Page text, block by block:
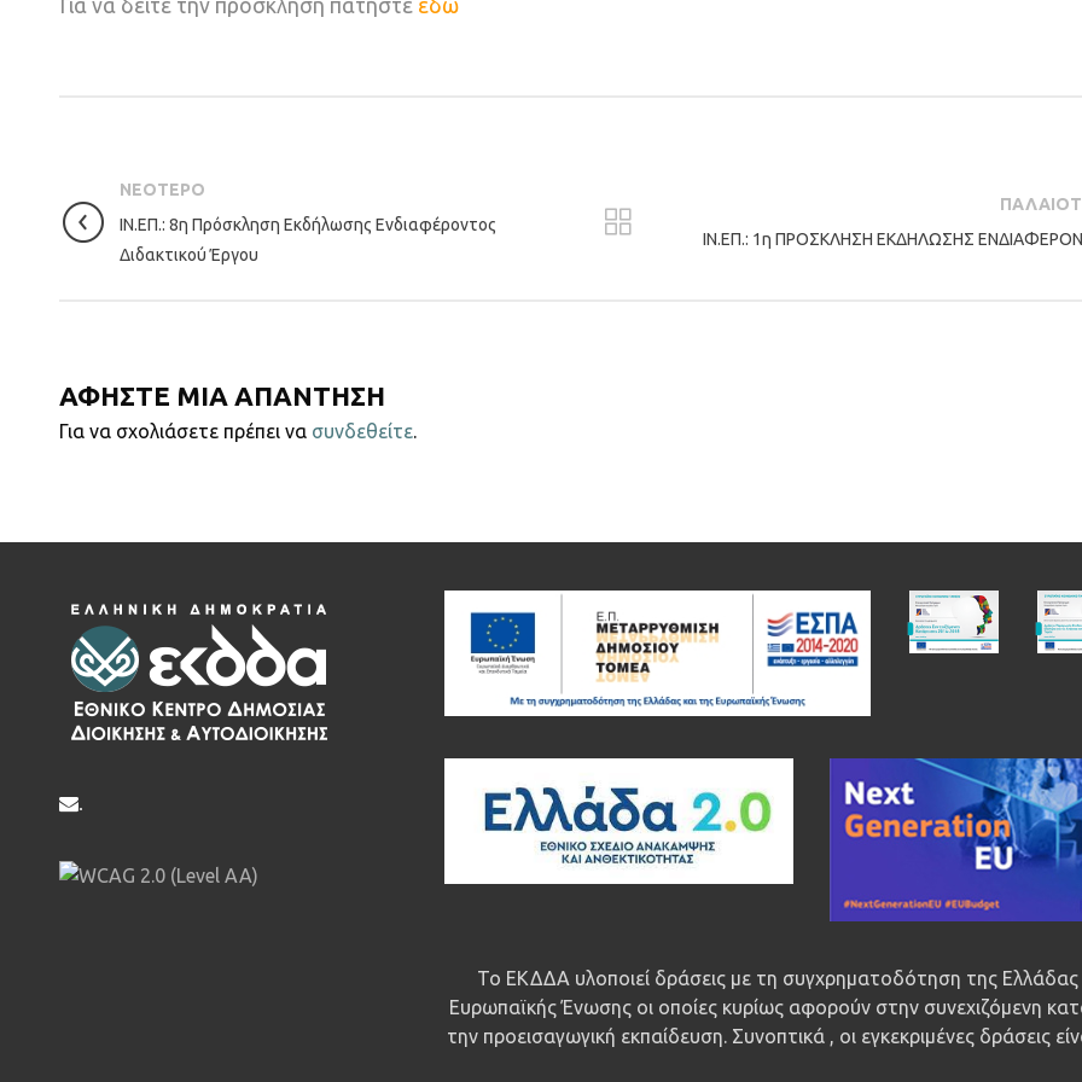
Για να δείτε την πρόσκληση πατήστε εδώ
ΝΕΟΤΕΡΟ
ΙΝ.ΕΠ.: 8η Πρόσκληση Εκδήλωσης Ενδιαφέροντος
Διδακτικού Έργου
ΙΝ.ΕΠ.: 1η ΠΡΟΣΚΛΗΣΗ ΕΚΔΗΛΩΣΗΣ
ΑΦΗΣΤΕ ΜΙΑ ΑΠΑΝΤΗΣΗ
Για να σχολιάσετε πρέπει να συνδεθείτε.
.
Το ΕΚΔΔΑ υλοποιεί δράσεις με τη συγχρηματοδότηση της Ελλάδας
Ευρωπαϊκής Ένωσης οι οποίες κυρίως αφορούν στην συνεχιζόμενη
την προεισαγωγική εκπαίδευση. Συνοπτικά , οι εγκεκριμένες δράσεις